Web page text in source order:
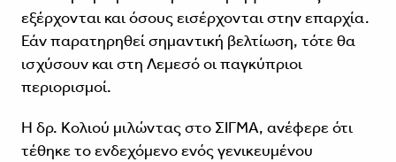
εξέρχονται και όσους εισέρχονται στην επαρχία.
Εάν παρατηρηθεί σημαντική βελτίωση, τότε θα
ισχύσουν και στη Λεμεσό οι παγκύπριοι
περιορισμοί.
Η δρ. Κολιού μιλώντας στο ΣΙΓΜΑ, ανέφερε ότι
τέθηκε το ενδεχόμενο ενός γενικευμένου